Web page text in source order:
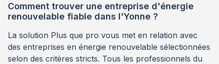
Comment trouver une entreprise d'énergie
renouvelable fiable dans l'Yonne ?
La solution Plus que pro vous met en relation avec
des entreprises en énergie renouvelable sélectionnées
selon des critères stricts. Tous les professionnels du